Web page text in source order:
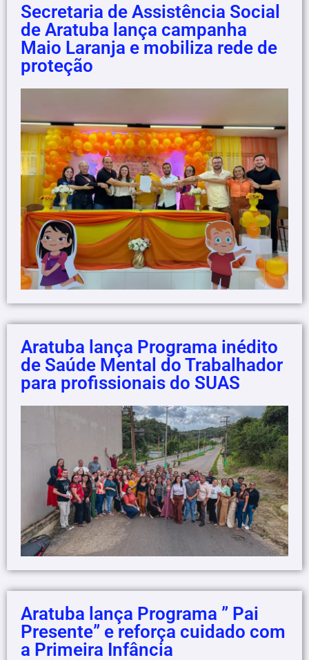
Secretaria de Assistência Social
de Aratuba lança campanha
Maio Laranja e mobiliza rede de
proteção
Aratuba lança Programa inédito
de Saúde Mental do Trabalhador
para profissionais do SUAS
Aratuba lança Programa ” Pai
Presente” e reforça cuidado com
a Primeira Infância